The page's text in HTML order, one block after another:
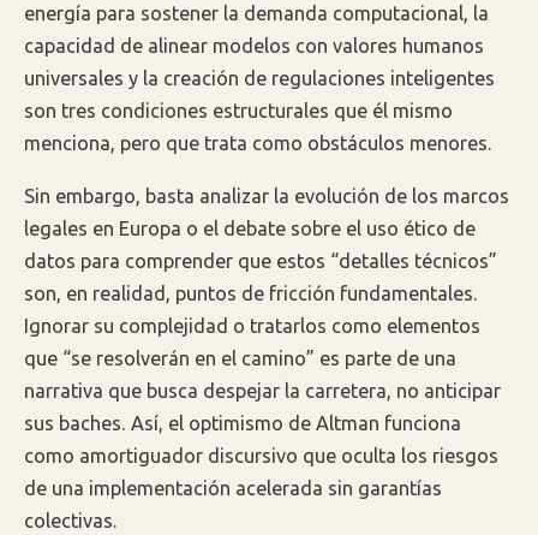
energía para sostener la demanda computacional, la
capacidad de alinear modelos con valores humanos
universales y la creación de regulaciones inteligentes
son tres condiciones estructurales que él mismo
menciona, pero que trata como obstáculos menores.
Sin embargo, basta analizar la evolución de los marcos
legales en Europa o el debate sobre el uso ético de
datos para comprender que estos “detalles técnicos”
son, en realidad, puntos de fricción fundamentales.
Ignorar su complejidad o tratarlos como elementos
que “se resolverán en el camino” es parte de una
narrativa que busca despejar la carretera, no anticipar
sus baches. Así, el optimismo de Altman funciona
como amortiguador discursivo que oculta los riesgos
de una implementación acelerada sin garantías
colectivas.